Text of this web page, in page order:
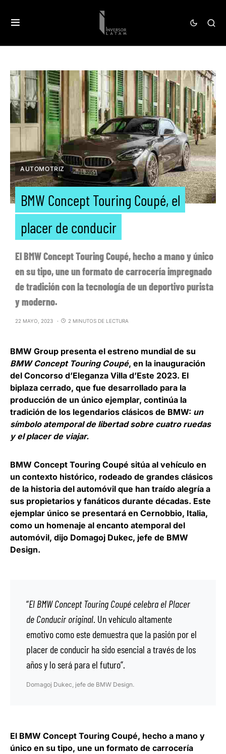
AUTOMOTRIZ
BMW Concept Touring Coupé, el
placer de conducir
El BMW Concept Touring Coupé, hecho a mano y único
en su tipo, une un formato de carrocería impregnado
de tradición con la tecnología de un deportivo purista
y moderno.
22 MAYO, 2023 2 MINUTOS DE LECTURA
BMW Group presenta el estreno mundial de su
BMW Concept Touring Coupé, en la inauguración
del Concorso d’Eleganza Villa d’Este 2023. El
biplaza cerrado, que fue desarrollado para la
producción de un único ejemplar, continúa la
tradición de los legendarios clásicos de BMW: un
símbolo atemporal de libertad sobre cuatro ruedas
y el placer de viajar.
BMW Concept Touring Coupé sitúa al vehículo en
un contexto histórico, rodeado de grandes clásicos
de la historia del automóvil que han traído alegría a
sus propietarios y fanáticos durante décadas. Este
ejemplar único se presentará en Cernobbio, Italia,
como un homenaje al encanto atemporal del
automóvil, dijo Domagoj Dukec, jefe de BMW
Design.
“El BMW Concept Touring Coupé celebra el Placer
de Conducir original. Un vehículo altamente
emotivo como este demuestra que la pasión por el
placer de conducir ha sido esencial a través de los
años y lo será para el futuro”.
Domagoj Dukec, jefe de BMW Design.
El BMW Concept Touring Coupé, hecho a mano y
único en su tipo, une un formato de carrocería